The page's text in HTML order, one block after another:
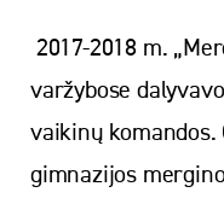
2017-2018 m.
varžybose
vaikinų komandos.
gimnazijos